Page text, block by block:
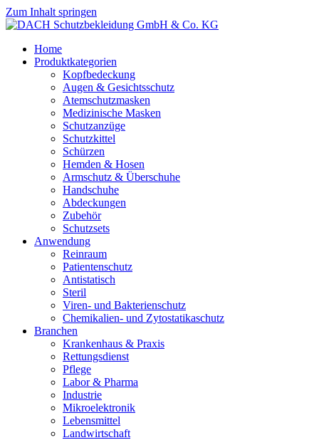
Zum Inhalt springen
Home
Produktkategorien
Kopfbedeckung
Augen & Gesichtsschutz
Atemschutzmasken
Medizinische Masken
Schutzanzüge
Schutzkittel
Schürzen
Hemden & Hosen
Armschutz & Überschuhe
Handschuhe
Abdeckungen
Zubehör
Schutzsets
Anwendung
Reinraum
Patientenschutz
Antistatisch
Steril
Viren- und Bakterienschutz
Chemikalien- und Zytostatikaschutz
Branchen
Krankenhaus & Praxis
Rettungsdienst
Pflege
Labor & Pharma
Industrie
Mikroelektronik
Lebensmittel
Landwirtschaft